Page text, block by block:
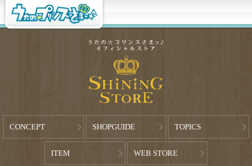
CONCEPT SHOPGUIDE TOPICS
ITEM WEB STORE